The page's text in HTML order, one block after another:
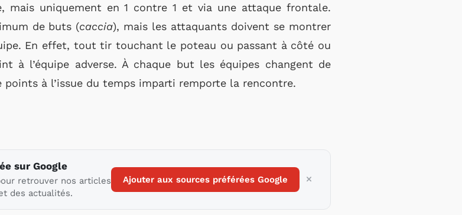
mais uniquement en 1 contre 1 et via une attaque frontale.
de buts (caccia), mais les attaquants doivent se montrer
En effet, tout tir touchant le poteau ou passant à côté ou
à l’équipe adverse. À chaque but les équipes changent de
à l’issue du temps imparti remporte la rencontre.
sur Google
retrouver nos articles
des actualités.
Ajouter aux sources préférées Google